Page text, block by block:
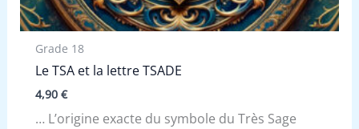
Grade 18
Le TSA et la lettre TSADE
4,90 €
… L’origine exacte du symbole du Très Sage